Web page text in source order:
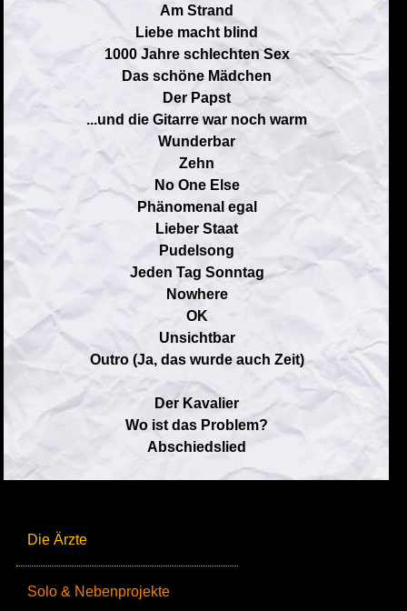
Die Ärzte
Solo & Nebenprojekte
Am Strand
Liebe macht blind
1000 Jahre schlechten Sex
Das schöne Mädchen
Der Papst
...und die Gitarre war noch warm
Wunderbar
Zehn
No One Else
Phänomenal egal
Lieber Staat
Pudelsong
Jeden Tag Sonntag
Nowhere
OK
Unsichtbar
Outro (Ja, das wurde auch Zeit)
Der Kavalier
Wo ist das Problem?
Abschiedslied